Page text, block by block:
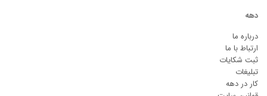
دهه
درباره ما
ارتباط با ما
ثبت شکایات
تبلیغات
کار در دهه